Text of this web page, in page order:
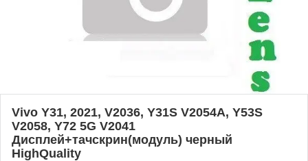
Vivo Y31, 2021, V2036, Y31S V2054A, Y53S
V2058, Y72 5G V2041
Дисплей+тачскрин(модуль) черный
HighQuality